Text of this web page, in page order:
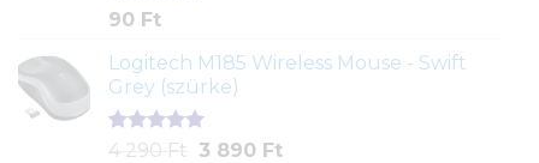
Értékelés
5-ből,
2
értékelés
alapján
90 Ft
Logitech M185 Wireless Mouse - Swift
Grey (szürke)
Értékelés
1
4 290 Ft
Original
3 890 FtCurrent